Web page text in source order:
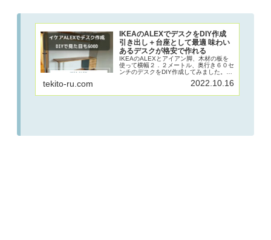
IKEAのALEXでデスクをDIY作成
引き出し＋台座として最適 味わい
あるデスクが格安で作れる
IKEAのALEXとアイアン脚、木材の板を
使って横幅２．２メートル、奥行き６０セ
ンチのデスクをDIY作成してみました。
ALEXはデスクの高さとちょうどよく、板
を乗せるだけで簡単におしゃれな机を作成
tekito-ru.com 2022.10.16